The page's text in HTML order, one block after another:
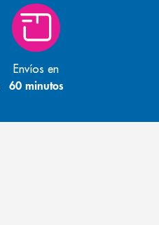
Envíos en
60 minutos